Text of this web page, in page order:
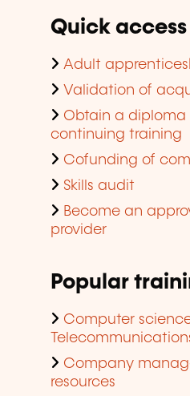
Quick access
Adult
Validation of
Obtain a diploma
continuing training
Cofunding of
Skills audit
Become an
provider
Popular
Computer
Company
resources